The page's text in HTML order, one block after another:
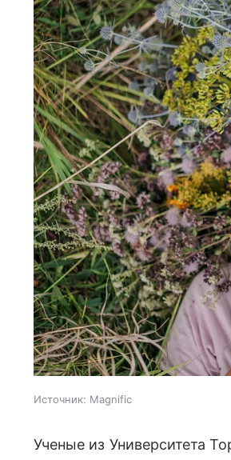
Источник: Magnific
Ученые из Университета